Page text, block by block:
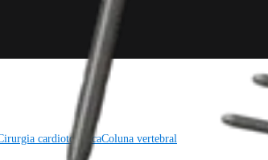
cardiotorácicaColuna vertebral